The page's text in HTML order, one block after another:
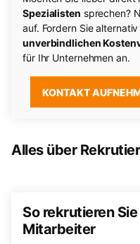
Spezialisten sprechen?
auf. Fordern Sie
unverbindlichen
für Ihr Unternehmen an.
KONTAKT
Alles über
So rekrutieren
Mitarbeiter